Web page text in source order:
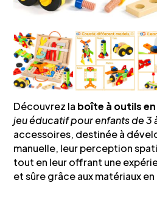
Recherche
de
Découvrez la boîte à outils
jeu éducatif pour enfants de 3
accessoires, destinée à
manuelle, leur perception
tout en leur offrant une
et sûre grâce aux matériaux